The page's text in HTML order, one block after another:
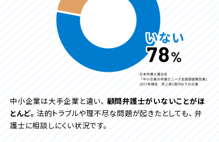
中小企業は大手企業と違い、 顧問弁護士がいないことがほ
とんど。 法的トラブルや理不尽な問題が起きたとしても、 弁
護士に相談しにくい状況です。